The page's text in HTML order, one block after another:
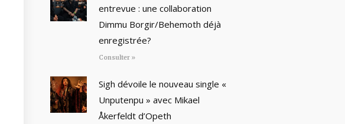
entrevue : une collaboration
Dimmu Borgir/Behemoth déjà
enregistrée?
Consulter »
Sigh dévoile le nouveau single «
Unputenpu » avec Mikael
Åkerfeldt d’Opeth